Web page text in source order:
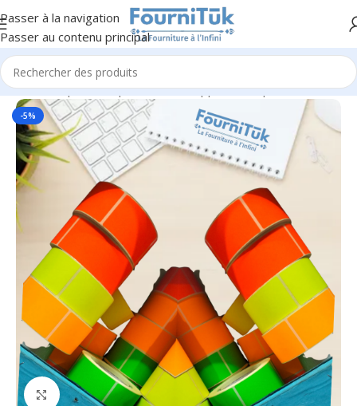
Passer à la navigation
Passer au contenu principal
Accueil/Papier & Papeterie/Enveloppes & Étiquettes
-5%
Cliquez pour agrandir